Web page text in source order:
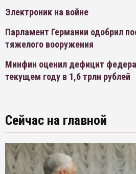
Электроник на войне
Парламент Германии одобрил
тяжелого вооружения
Минфин оценил дефицит
текущем году в 1,6 трлн рублей
Сейчас на главной